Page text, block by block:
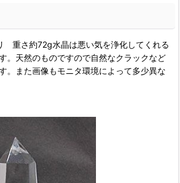
重さ約72g水晶は悪い気を浄化してくれる
。天然のものですので自然なクラックなど
。また画像もモニタ環境によって多少異な